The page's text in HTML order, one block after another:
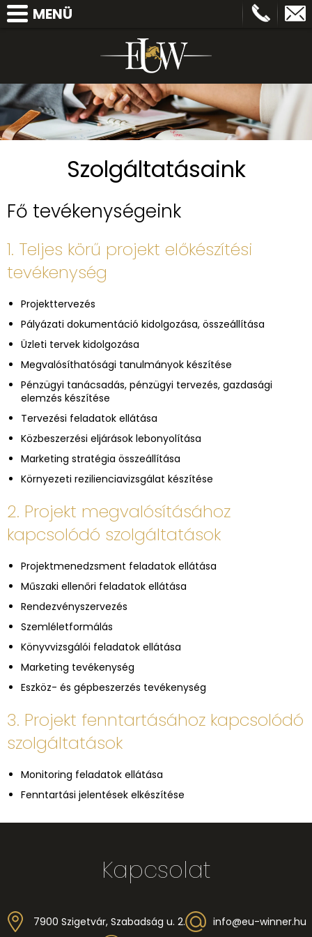
MENÜ
HÍREK
SZOLGÁLTATÁSAINK
MUNKATÁRSAK
KAPCSOLAT
Szolgáltatásaink
Fő tevékenységeink
1. Teljes körű projekt előkészítési
tevékenység
Projekttervezés
Pályázati dokumentáció kidolgozása, összeállítása
Üzleti tervek kidolgozása
Megvalósíthatósági tanulmányok készítése
Pénzügyi tanácsadás, pénzügyi tervezés, gazdasági
elemzés készítése
Tervezési feladatok ellátása
Közbeszerzési eljárások lebonyolítása
Marketing stratégia összeállítása
Környezeti rezilienciavizsgálat készítése
2. Projekt megvalósításához
kapcsolódó szolgáltatások
Projektmenedzsment feladatok ellátása
Műszaki ellenőri feladatok ellátása
Rendezvényszervezés
Szemléletformálás
Könyvvizsgálói feladatok ellátása
Marketing tevékenység
Eszköz- és gépbeszerzés tevékenység
3. Projekt fenntartásához kapcsolódó
szolgáltatások
Monitoring feladatok ellátása
Fenntartási jelentések elkészítése
Kapcsolat
7900 Szigetvár, Szabadság u. 2. info@eu-winner.hu